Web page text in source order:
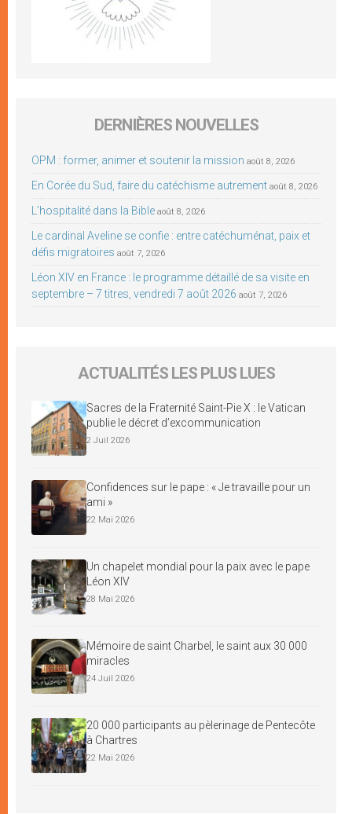
DERNIÈRES NOUVELLES
OPM : former, animer et soutenir la mission août 8, 2026
En Corée du Sud, faire du catéchisme autrement août 8, 2026
L’hospitalité dans la Bible août 8, 2026
Le cardinal Aveline se confie : entre catéchuménat, paix et
défis migratoires août 7, 2026
Léon XIV en France : le programme détaillé de sa visite en
septembre – 7 titres, vendredi 7 août 2026 août 7, 2026
ACTUALITÉS LES PLUS LUES
Sacres de la Fraternité Saint-Pie X : le Vatican
publie le décret d’excommunication
2 Juil 2026
Confidences sur le pape : « Je travaille pour un
ami »
22 Mai 2026
Un chapelet mondial pour la paix avec le pape
Léon XIV
28 Mai 2026
Mémoire de saint Charbel, le saint aux 30 000
miracles
24 Juil 2026
20 000 participants au pèlerinage de Pentecôte
à Chartres
22 Mai 2026